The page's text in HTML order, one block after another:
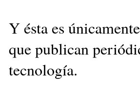
Y ésta es
que publican
tecnología.